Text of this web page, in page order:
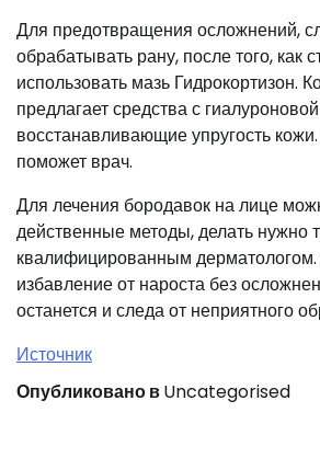
Для предотвращения осложнений,
обрабатывать рану, после того, как
использовать мазь Гидрокортизон.
предлагает средства с
восстанавливающие упругость
поможет врач.
Для лечения бородавок на лице
действенные методы, делать нужно
квалифицированным дерматологом.
избавление от нароста без
останется и следа от неприятного
Источник
Опубликовано вUncategorised